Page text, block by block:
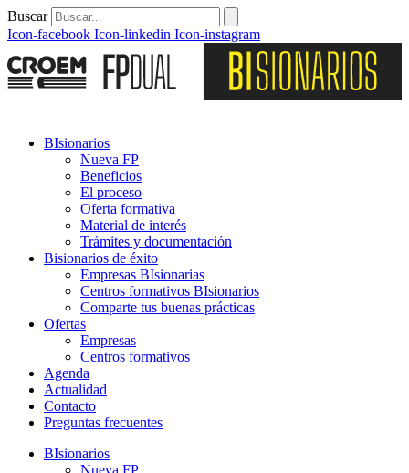
Buscar
Icon-facebook Icon-linkedin Icon-instagram
BIsionarios
Nueva FP
Beneficios
El proceso
Oferta formativa
Material de interés
Trámites y documentación
Bisionarios de éxito
Empresas BIsionarias
Centros formativos BIsionarios
Comparte tus buenas prácticas
Ofertas
Empresas
Centros formativos
Agenda
Actualidad
Contacto
Preguntas frecuentes
BIsionarios